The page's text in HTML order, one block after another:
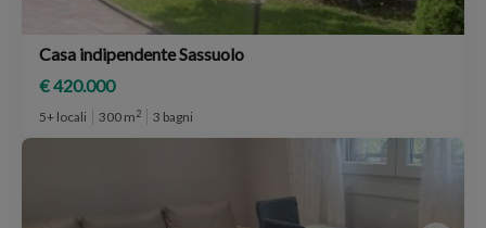
Casa indipendente Sassuolo
€ 420.000
5+ locali 300 m2 3 bagni